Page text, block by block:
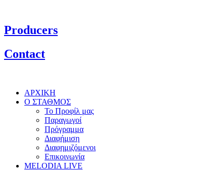
Producers
Contact
ΑΡΧΙΚΗ
Ο ΣΤΑΘΜΟΣ
Το Προφίλ μας
Παραγωγοί
Πρόγραμμα
Διαφήμιση
Διαφημιζόμενοι
Επικοινωνία
MELODIA LIVE